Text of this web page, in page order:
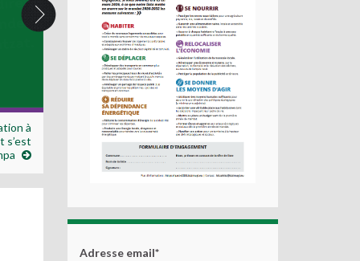
à
s’est
Adresse email*